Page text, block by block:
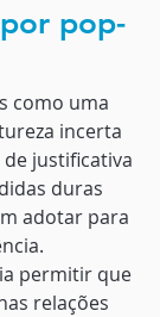
pop-
como uma
incerta
justificativa
duras
adotar para
permitir que
relações